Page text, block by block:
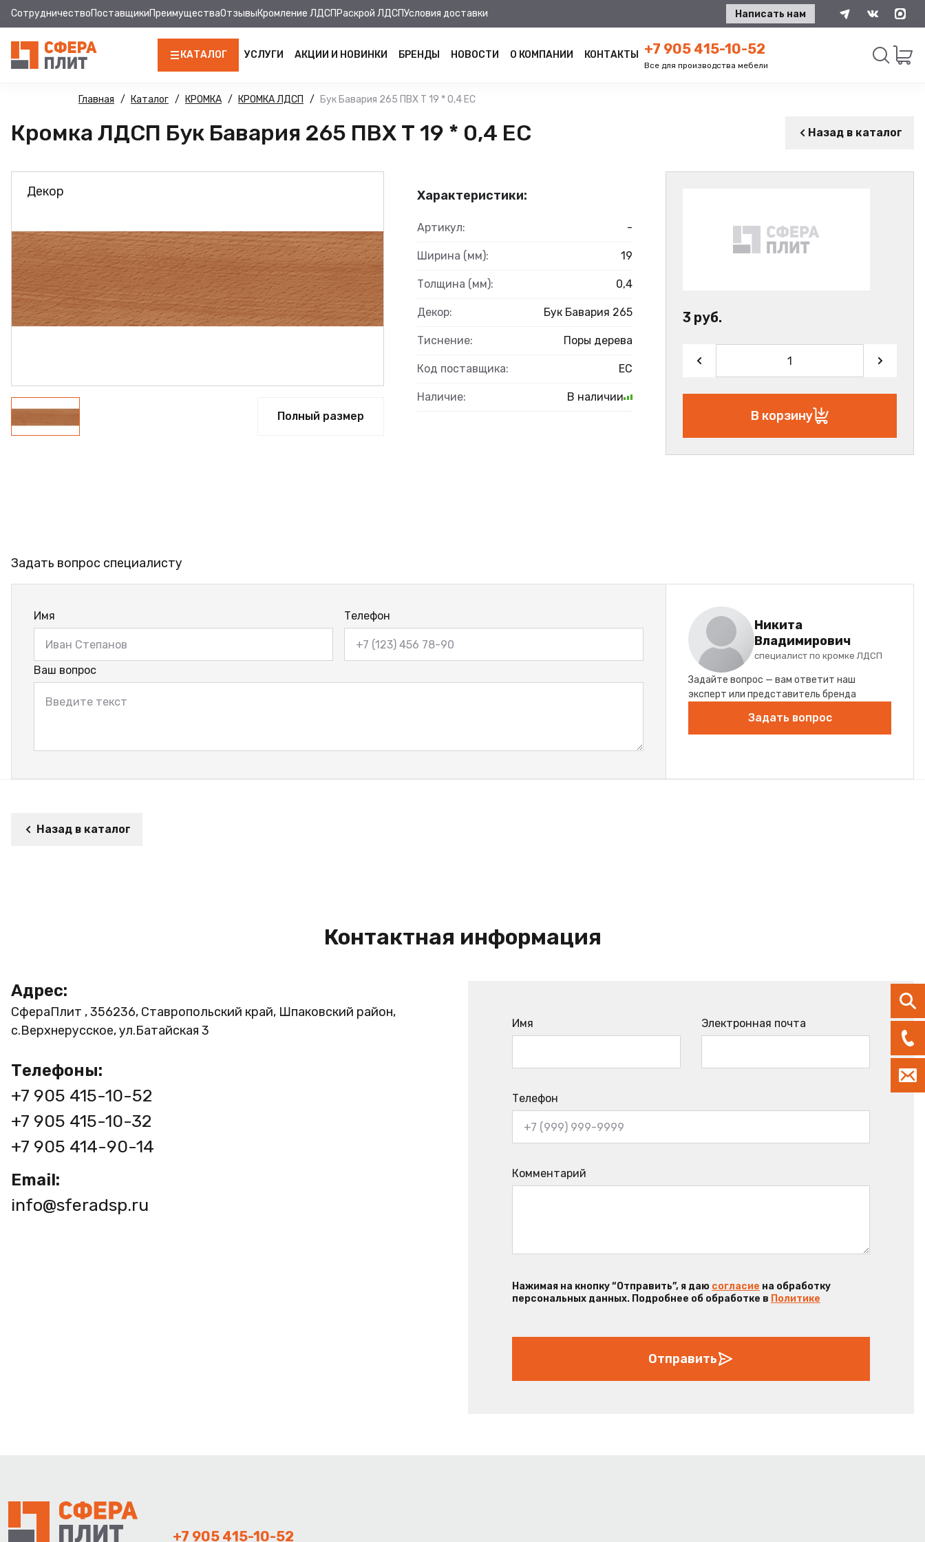
СотрудничествоПоставщикиПреимуществаОтзывыКромление ЛДСП Раскрой ЛДСПУсловия доставки Написать нам
КАТАЛОГ
ЛДСП
КРОМКА
ХДФ
ДВПО
ФАНЕРА
УСЛУГИ АКЦИИ И НОВИНКИ БРЕНДЫ НОВОСТИ О КОМПАНИИ КОНТАКТЫ +7 905 415-10-52
Все для производства мебели
Главная Каталог КРОМКА КРОМКА ЛДСП Бук Бавария 265 ПВХ Т 19 * 0,4 ЕС
Кромка ЛДСП Бук Бавария 265 ПВХ Т 19 * 0,4 ЕС Назад в каталог
Декор
Полный размер
Характеристики:
Артикул: -
Ширина (мм): 19
Толщина (мм): 0,4
Декор: Бук Бавария 265
Тиснение: Поры дерева
Код поставщика: ЕС
Наличие: В наличии
3 руб.
В корзину
Задать вопрос специалисту
Имя Телефон
Ваш вопрос
Никита
Владимирович
специалист по кромке ЛДСП
Задайте вопрос — вам ответит наш
эксперт или представитель бренда
Задать вопрос
Назад в каталог
Контактная информация
Адрес:
СфераПлит , 356236, Ставропольский край, Шпаковский район,
с.Верхнерусское, ул.Батайская 3
Телефоны:
+7 905 415-10-52
+7 905 415-10-32
+7 905 414-90-14
Email:
info@sferadsp.ru
Имя Электронная почта
Телефон
Комментарий
Нажимая на кнопку “Отправить”, я даю согласие на обработку
персональных данных. Подробнее об обработке в Политике
Отправить
+7 905 415-10-52